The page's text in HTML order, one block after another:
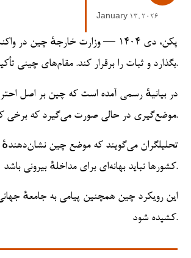
January 13, 2026
پکن، دی ۱۴۰۴ — وزارت خارجهٔ
بگذارد و ثبات را برقرار کند. مقام‌های چینی تأکید کردند که این کشور مخالف هرگونه دخالت خارجی در امور داخلی ایران است.
در بیانیهٔ رسمی آمده است که چین بر اصل
موضع‌گیری در حالی صورت می‌گیرد که برخی کشورهای غربی از اعتراضات در ایران حمایت کرده‌اند و خواستار تغییرات سیاسی شده‌اند.
تحلیلگران می‌گویند که موضع چین نشان‌دهندهٔ
کشورها نباید بهانه‌ای برای مداخلهٔ بیرونی باشد.
این رویکرد چین همچنین پیامی به جامعهٔ
کشیده شود.